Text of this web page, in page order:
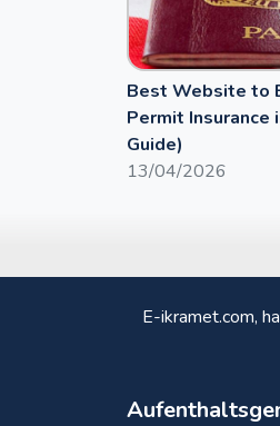
Best Website to
Permit Insurance
Guide)
13/04/2026
E-ikramet.com,